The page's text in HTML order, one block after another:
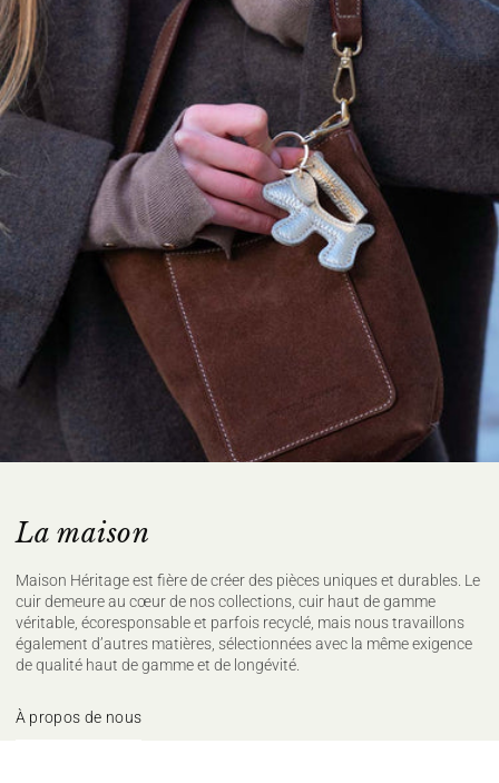
Textile biologique et procédés de fabrication durables
Respect de l’environnement et des conditions de travail
Préservation des ressources naturelles
Contrôle par des organismes spécialisés
Bien-être animal et préservation des écosystèmes
Amélioration des conditions de vie et de travail des éleveurs
La maison
Maison Héritage est fière de créer des pièces uniques et durables. Le
cuir demeure au cœur de nos collections, cuir haut de gamme
véritable, écoresponsable et parfois recyclé, mais nous travaillons
également d’autres matières, sélectionnées avec la même exigence
de qualité haut de gamme et de longévité.
À propos de nous